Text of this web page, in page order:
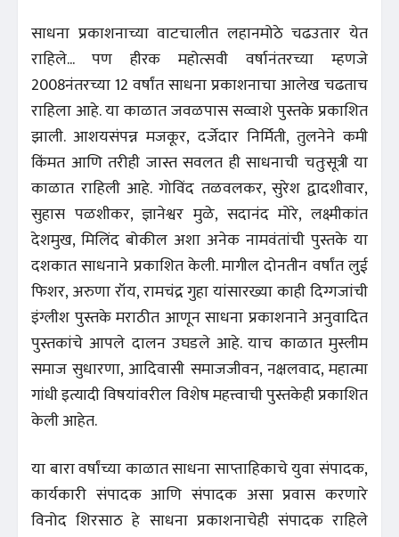
साधना प्रकाशनाच्या वाटचालीत लहानमोठे चढउतार येत
राहिले... पण हीरक महोत्सवी वर्षानंतरच्या म्हणजे
2008नंतरच्या 12 वर्षांत साधना प्रकाशनाचा आलेख चढताच
राहिला आहे. या काळात जवळपास सव्वाशे पुस्तके प्रकाशित
झाली. आशयसंपन्न मजकूर, दर्जेदार निर्मिती, तुलनेने कमी
किंमत आणि तरीही जास्त सवलत ही साधनाची चतुःसूत्री या
काळात राहिली आहे. गोविंद तळवलकर, सुरेश द्वादशीवार,
सुहास पळशीकर, ज्ञानेश्वर मुळे, सदानंद मोरे, लक्ष्मीकांत
देशमुख, मिलिंद बोकील अशा अनेक नामवंतांची पुस्तके या
दशकात साधनाने प्रकाशित केली. मागील दोनतीन वर्षांत लुई
फिशर, अरुणा रॉय, रामचंद्र गुहा यांसारख्या काही दिग्गजांची
इंग्लीश पुस्तके मराठीत आणून साधना प्रकाशनाने अनुवादित
पुस्तकांचे आपले दालन उघडले आहे. याच काळात मुस्लीम
समाज सुधारणा, आदिवासी समाजजीवन, नक्षलवाद, महात्मा
गांधी इत्यादी विषयांवरील विशेष महत्त्वाची पुस्तकेही प्रकाशित
केली आहेत.
या बारा वर्षांच्या काळात साधना साप्ताहिकाचे युवा संपादक,
कार्यकारी संपादक आणि संपादक असा प्रवास करणारे
विनोद शिरसाठ हे साधना प्रकाशनाचेही संपादक राहिले